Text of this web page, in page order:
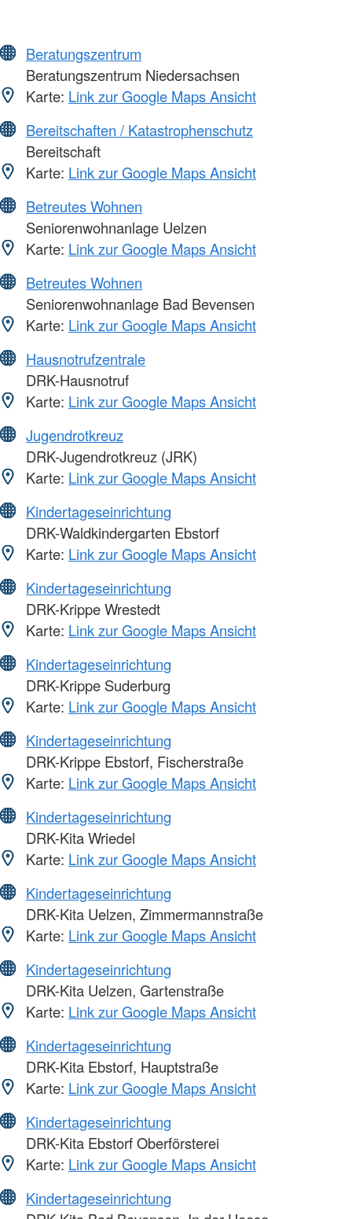
Beratungszentrum
Beratungszentrum Niedersachsen
Karte: Link zur Google Maps Ansicht
Bereitschaften / Katastrophenschutz
Bereitschaft
Karte: Link zur Google Maps Ansicht
Betreutes Wohnen
Seniorenwohnanlage Uelzen
Karte: Link zur Google Maps Ansicht
Betreutes Wohnen
Seniorenwohnanlage Bad Bevensen
Karte: Link zur Google Maps Ansicht
Hausnotrufzentrale
DRK-Hausnotruf
Karte: Link zur Google Maps Ansicht
Jugendrotkreuz
DRK-Jugendrotkreuz (JRK)
Karte: Link zur Google Maps Ansicht
Kindertageseinrichtung
DRK-Waldkindergarten Ebstorf
Karte: Link zur Google Maps Ansicht
Kindertageseinrichtung
DRK-Krippe Wrestedt
Karte: Link zur Google Maps Ansicht
Kindertageseinrichtung
DRK-Krippe Suderburg
Karte: Link zur Google Maps Ansicht
Kindertageseinrichtung
DRK-Krippe Ebstorf, Fischerstraße
Karte: Link zur Google Maps Ansicht
Kindertageseinrichtung
DRK-Kita Wriedel
Karte: Link zur Google Maps Ansicht
Kindertageseinrichtung
DRK-Kita Uelzen, Zimmermannstraße
Karte: Link zur Google Maps Ansicht
Kindertageseinrichtung
DRK-Kita Uelzen, Gartenstraße
Karte: Link zur Google Maps Ansicht
Kindertageseinrichtung
DRK-Kita Ebstorf, Hauptstraße
Karte: Link zur Google Maps Ansicht
Kindertageseinrichtung
DRK-Kita Ebstorf Oberförsterei
Karte: Link zur Google Maps Ansicht
Kindertageseinrichtung